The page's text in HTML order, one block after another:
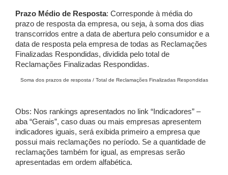
Prazo Médio de Resposta: Corresponde à média do
prazo de resposta da empresa, ou seja, à soma dos dias
transcorridos entre a data de abertura pelo consumidor e a
data de resposta pela empresa de todas as Reclamações
Finalizadas Respondidas, dividida pelo total de
Reclamações Finalizadas Respondidas.
Soma dos prazos de resposta / Total de Reclamações Finalizadas Respondidas
Obs: Nos rankings apresentados no link “Indicadores” –
aba “Gerais”, caso duas ou mais empresas apresentem
indicadores iguais, será exibida primeiro a empresa que
possui mais reclamações no período. Se a quantidade de
reclamações também for igual, as empresas serão
apresentadas em ordem alfabética.